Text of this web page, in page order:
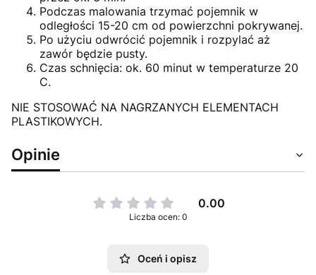
Podczas malowania trzymać pojemnik w
odległości 15-20 cm od powierzchni pokrywanej.
Po użyciu odwrócić pojemnik i rozpylać aż
zawór będzie pusty.
Czas schnięcia: ok. 60 minut w temperaturze 20
C.
NIE STOSOWAĆ NA NAGRZANYCH ELEMENTACH
PLASTIKOWYCH.
Opinie
0.00
Liczba ocen: 0
Oceń i opisz